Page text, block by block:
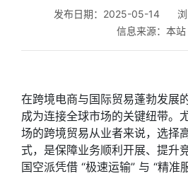
发布日期：2025-05-14
信息来源： 本站
在跨境电商与国际贸易蓬勃发展
成为连接全球市场的关键纽带。
场的跨境贸易从业者来说，选择
式，是保障业务顺利开展、提升
国空派凭借 “极速运输” 与 “精准